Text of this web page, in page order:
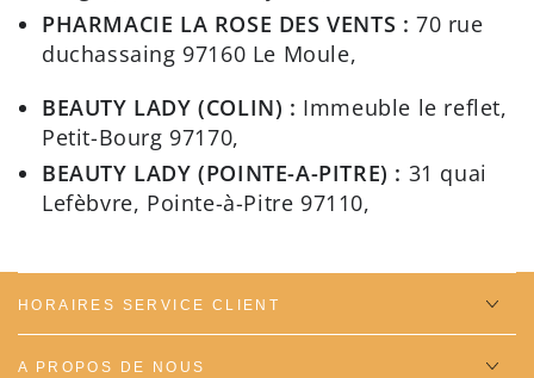
PHARMACIE LA ROSE DES VENTS : 70 rue
duchassaing 97160 Le Moule,
BEAUTY LADY (COLIN) : Immeuble le reflet,
Petit-Bourg 97170,
BEAUTY LADY (POINTE-A-PITRE) : 31 quai
Lefèbvre, Pointe-à-Pitre 97110,
HORAIRES SERVICE CLIENT
A PROPOS DE NOUS